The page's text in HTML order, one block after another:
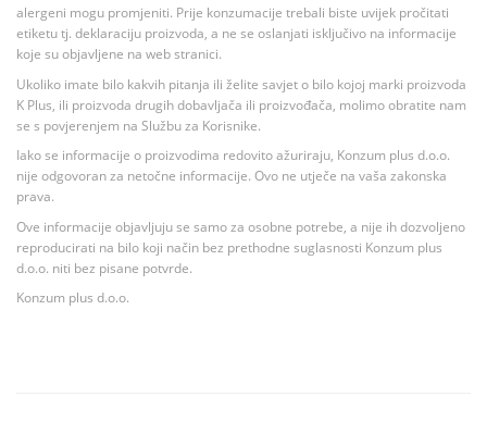
alergeni mogu promjeniti. Prije konzumacije trebali biste uvijek pročitati
etiketu tj. deklaraciju proizvoda, a ne se oslanjati isključivo na informacije
koje su objavljene na web stranici.
Ukoliko imate bilo kakvih pitanja ili želite savjet o bilo kojoj marki proizvoda
K Plus, ili proizvoda drugih dobavljača ili proizvođača, molimo obratite nam
se s povjerenjem na Službu za Korisnike.
Iako se informacije o proizvodima redovito ažuriraju, Konzum plus d.o.o.
nije odgovoran za netočne informacije. Ovo ne utječe na vaša zakonska
prava.
Ove informacije objavljuju se samo za osobne potrebe, a nije ih dozvoljeno
reproducirati na bilo koji način bez prethodne suglasnosti Konzum plus
d.o.o. niti bez pisane potvrde.
Konzum plus d.o.o.